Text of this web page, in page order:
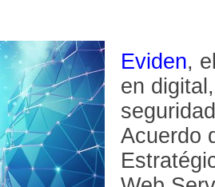
Eviden,
en
Acuerdo